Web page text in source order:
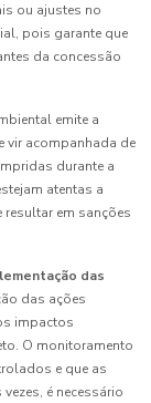
ou ajustes no
pois garante que
da concessão
emite a
vir acompanhada de
durante a
atentas a
em sanções
das
das ações
impactos
O monitoramento
e que as
é necessário